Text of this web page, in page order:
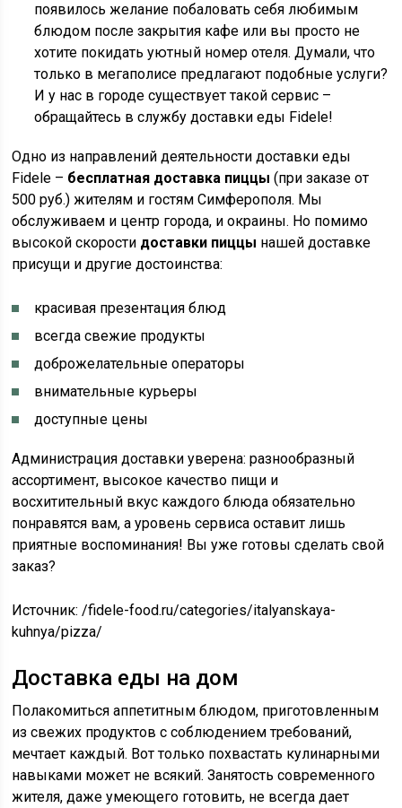
появилось желание побаловать себя любимым
блюдом после закрытия кафе или вы просто не
хотите покидать уютный номер отеля. Думали, что
только в мегаполисе предлагают подобные услуги?
И у нас в городе существует такой сервис –
обращайтесь в службу доставки еды Fidele!
Одно из направлений деятельности доставки еды
Fidele – бесплатная доставка пиццы (при заказе от
500 руб.) жителям и гостям Симферополя. Мы
обслуживаем и центр города, и окраины. Но помимо
высокой скорости доставки пиццы нашей доставке
присущи и другие достоинства:
красивая презентация блюд
всегда свежие продукты
доброжелательные операторы
внимательные курьеры
доступные цены
Администрация доставки уверена: разнообразный
ассортимент, высокое качество пищи и
восхитительный вкус каждого блюда обязательно
понравятся вам, а уровень сервиса оставит лишь
приятные воспоминания! Вы уже готовы сделать свой
заказ?
Источник:/fidele-food.ru/categories/italyanskaya-
kuhnya/pizza/
Доставка еды на дом
Полакомиться аппетитным блюдом, приготовленным
из свежих продуктов с соблюдением требований,
мечтает каждый. Вот только похвастать кулинарными
навыками может не всякий. Занятость современного
жителя, даже умеющего готовить, не всегда дает